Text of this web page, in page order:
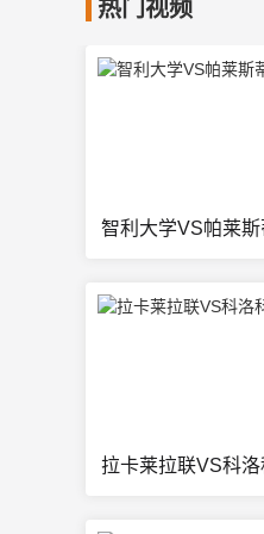
热门视频
智利大学VS帕莱
拉卡莱拉联VS科